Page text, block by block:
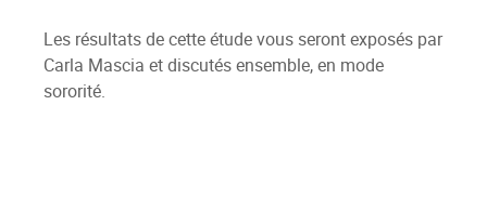
Les résultats de cette étude vous seront exposés par
Carla Mascia et discutés ensemble, en mode
sororité.